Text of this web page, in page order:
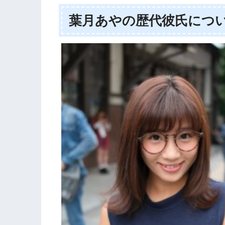
葉月あやの歴代彼氏につ